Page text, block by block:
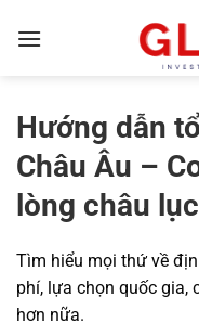
qua
Hướng dẫn
Châu Âu –
lòng châu lục
Tìm hiểu mọi thứ về
phí, lựa chọn quốc gia,
hơn nữa.